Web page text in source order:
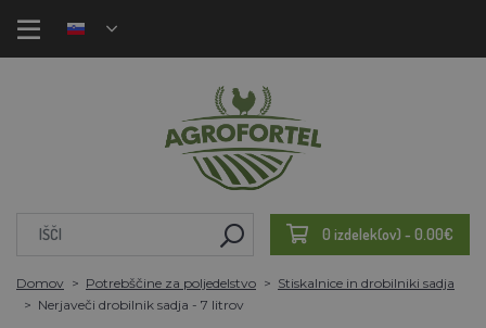
0 izdelek(ov) - 0.00€
Domov Potrebščine za poljedelstvo
Stiskalnice in drobilniki sadja
Nerjaveči drobilnik sadja - 7 litrov